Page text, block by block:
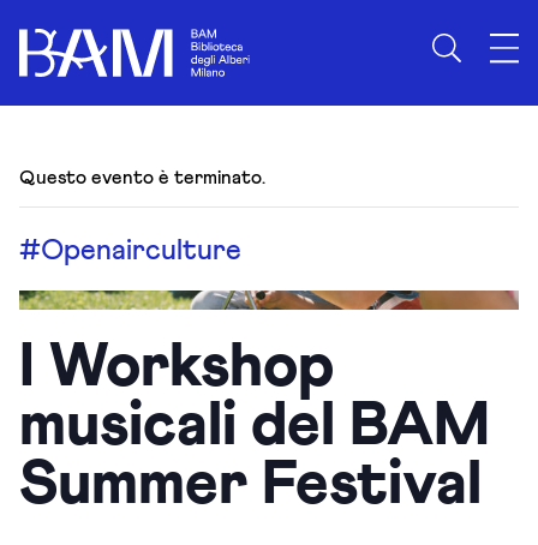
Questo evento è terminato.
#Openairculture
I Workshop
musicali del BAM
Summer Festival